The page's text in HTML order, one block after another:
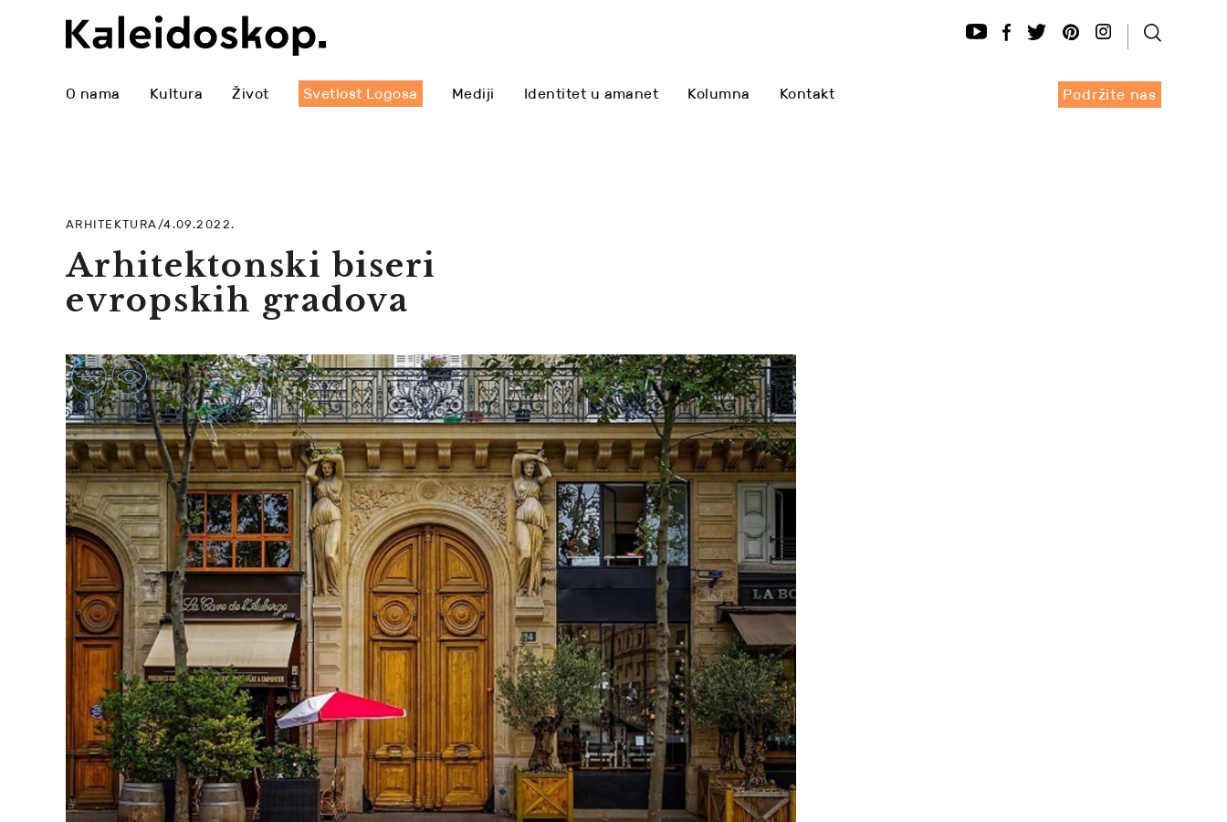
O nama Kultura Život Svetlost Logosa Mediji Identitet u amanet Kolumna Kontakt Podržite nas
ARHITEKTURA/4.09.2022.
Arhitektonski biseri
evropskih gradova